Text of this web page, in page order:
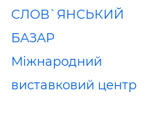
СЛОВ`ЯНСЬКИЙ
БАЗАР
Міжнародний
виставковий центр